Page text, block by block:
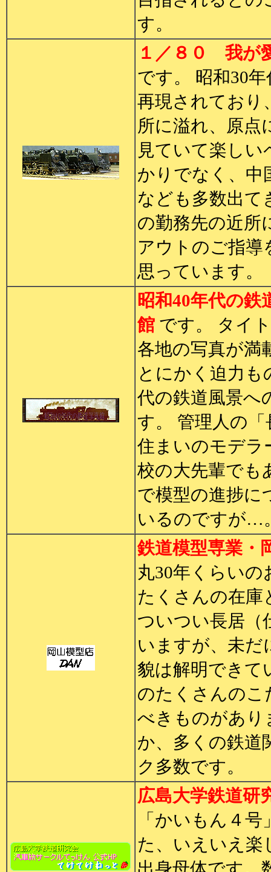
す。
１／８０ 我が
です。 昭和30
再現されており
所に溢れ、原点
見ていて楽し
かりでなく、中
なども多数出て
の勤務先の近所
アウトのご指導
思っています。
昭和40年代の鉄
館 です。 タイ
各地の写真が満
とにかく迫力も
代の鉄道風景へ
す。 管理人の
住まいのモデラ
校の大先輩でも
で模型の進捗に
いるのですが…
鉄道模型専業・
丸30年くらい
たくさんの在庫
ついつい長居（
いますが、未だ
貌は解明できて
のたくさんのこ
べきものがあり
か、多くの鉄道
ク多数です。
広島大学鉄道研
「かいもん４
た、いえいえ楽